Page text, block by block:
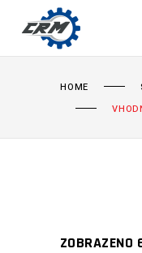
HOME
ZOBRAZENO